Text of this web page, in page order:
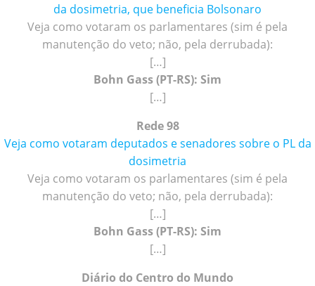
da dosimetria, que beneficia Bolsonaro
Veja como votaram os parlamentares (sim é pela
manutenção do veto; não, pela derrubada):
[…]
Bohn Gass (PT-RS): Sim
[…]
Rede 98
Veja como votaram deputados e senadores sobre o PL da
dosimetria
Veja como votaram os parlamentares (sim é pela
manutenção do veto; não, pela derrubada):
[…]
Bohn Gass (PT-RS): Sim
[…]
Diário do Centro do Mundo